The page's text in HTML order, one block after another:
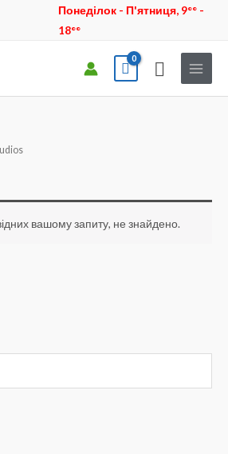
Понеділок - П'ятниця, 9°° -
18°°
Пошук
вашому запиту, не знайдено.